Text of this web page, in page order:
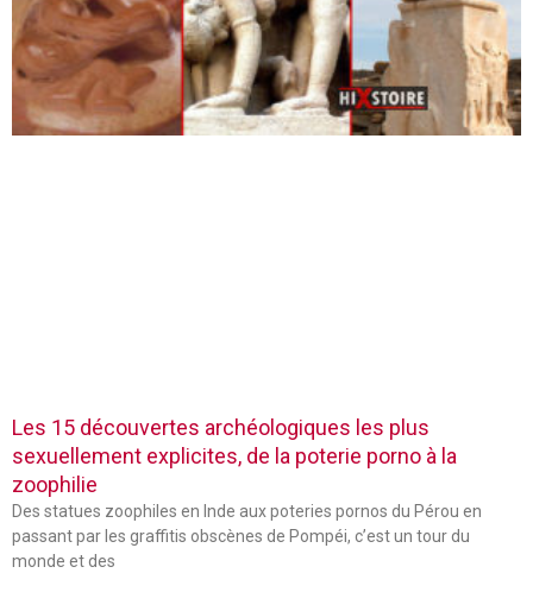
Les 15 découvertes archéologiques les plus
sexuellement explicites, de la poterie porno à la
zoophilie
Des statues zoophiles en Inde aux poteries pornos du Pérou en
passant par les graffitis obscènes de Pompéi, c’est un tour du
monde et des